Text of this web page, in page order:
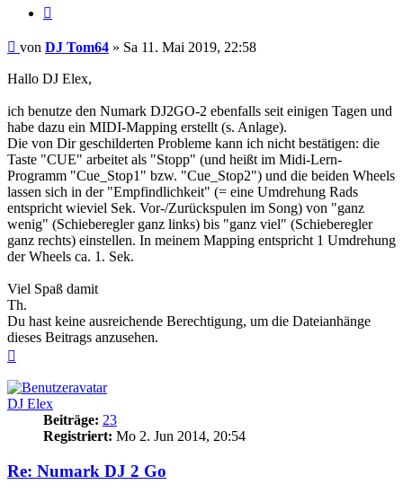
Beitrag
von DJ Tom64 » Sa 11. Mai 2019, 22:58
Hallo DJ Elex,
ich benutze den Numark DJ2GO-2 ebenfalls seit einigen Tagen und
habe dazu ein MIDI-Mapping erstellt (s. Anlage).
Die von Dir geschilderten Probleme kann ich nicht bestätigen: die
Taste "CUE" arbeitet als "Stopp" (und heißt im Midi-Lern-
Programm "Cue_Stop1" bzw. "Cue_Stop2") und die beiden Wheels
lassen sich in der "Empfindlichkeit" (= eine Umdrehung Rads
entspricht wieviel Sek. Vor-/Zurückspulen im Song) von "ganz
wenig" (Schieberegler ganz links) bis "ganz viel" (Schieberegler
ganz rechts) einstellen. In meinem Mapping entspricht 1 Umdrehung
der Wheels ca. 1. Sek.
Viel Spaß damit
Th.
Du hast keine ausreichende Berechtigung, um die Dateianhänge
dieses Beitrags anzusehen.
DJ Elex
Beiträge: 23
Registriert: Mo 2. Jun 2014, 20:54
Re: Numark DJ 2 Go